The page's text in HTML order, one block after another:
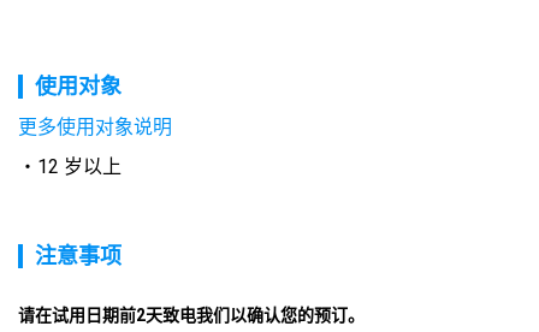
使用对象
更多使用对象说明
12 岁以上
注意事项
请在试用日期前2天致电我们以确认您的预订。